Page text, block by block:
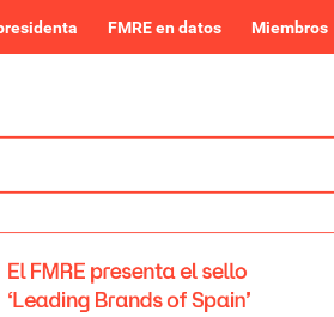
FMRE en datos Miembros
El FMRE presenta el sello
‘Leading Brands ofSpain’